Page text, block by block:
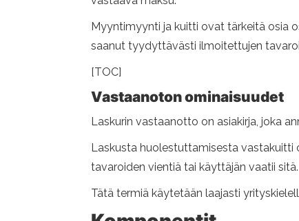
Myyntimyynti ja kuitti ovat tärkeitä osia
saanut tyydyttävästi ilmoitettujen
[TOC]
Vastaanoton ominaisuudet
Laskurin vastaanotto on asiakirja, joka
Laskusta huolestuttamisesta vastakuitti
tavaroiden vientiä tai käyttäjän vaatii sitä.
Tätä termiä käytetään laajasti